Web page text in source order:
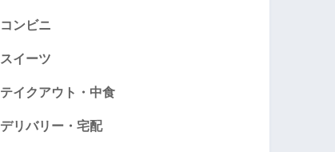
コンビニ
スイーツ
テイクアウト・中食
デリバリー・宅配